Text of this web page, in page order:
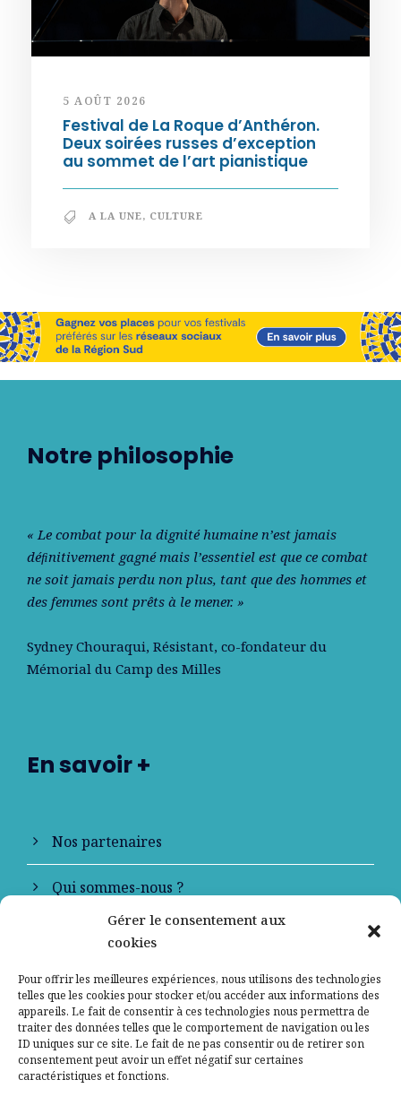
Gérer le consentement aux
cookies
Pour offrir les meilleures expériences, nous utilisons des technologies
telles que les cookies pour stocker et/ou accéder aux informations des
appareils. Le fait de consentir à ces technologies nous permettra de
traiter des données telles que le comportement de navigation ou les
ID uniques sur ce site. Le fait de ne pas consentir ou de retirer son
consentement peut avoir un effet négatif sur certaines
caractéristiques et fonctions.
5 AOÛT 2026
Festival de La Roque d’Anthéron.
Deux soirées russes d’exception
au sommet de l’art pianistique
A LA UNE, CULTURE
Notre philosophie
« Le combat pour la dignité humaine n’est jamais
déﬁnitivement gagné mais l’essentiel est que ce combat
ne soit jamais perdu non plus, tant que des hommes et
des femmes sont prêts à le mener. »
Sydney Chouraqui, Résistant, co-fondateur du
Mémorial du Camp des Milles
En savoir +
Nos partenaires
Qui sommes-nous ?
Contactez-nous
Mentions légales
Politique de confidentialité